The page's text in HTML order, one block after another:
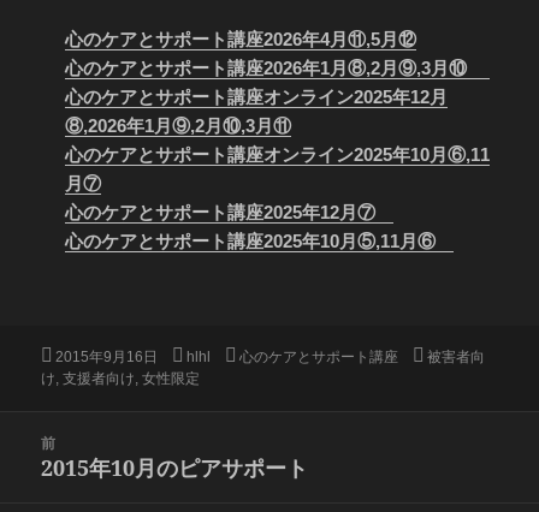
心のケアとサポート講座2026年4月⑪,5月⑫
心のケアとサポート講座2026年1月⑧,2月⑨,3月⑩
心のケアとサポート講座オンライン2025年12月
⑧,2026年1月⑨,2月⑩,3月⑪
心のケアとサポート講座オンライン2025年10月⑥,11
月⑦
心のケアとサポート講座2025年12月⑦
心のケアとサポート講座2025年10月⑤,11月⑥
投
稿
2015年9月16日
作
成
hlhl
カ
心のケアとサポート講座
タ
被害者向
け,支援者向け,女性限定
前
前
2015年10月のピアサポート